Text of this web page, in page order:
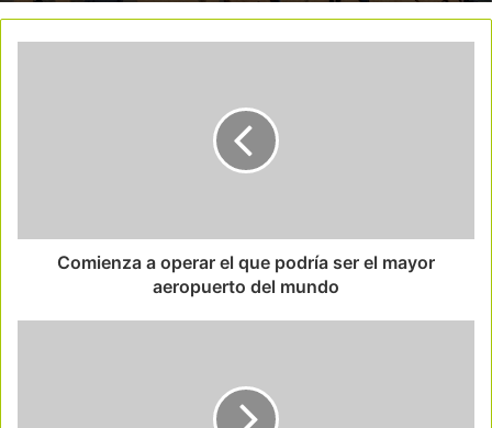
Comienza a operar el que podría ser el mayor
aeropuerto del mundo